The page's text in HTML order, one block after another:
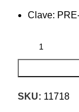
Clave:
SKU: 11718